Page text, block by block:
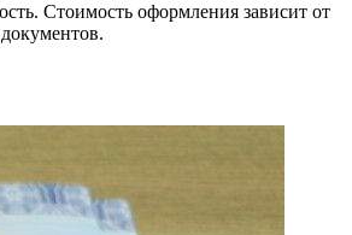
Стоимость оформления зависит от